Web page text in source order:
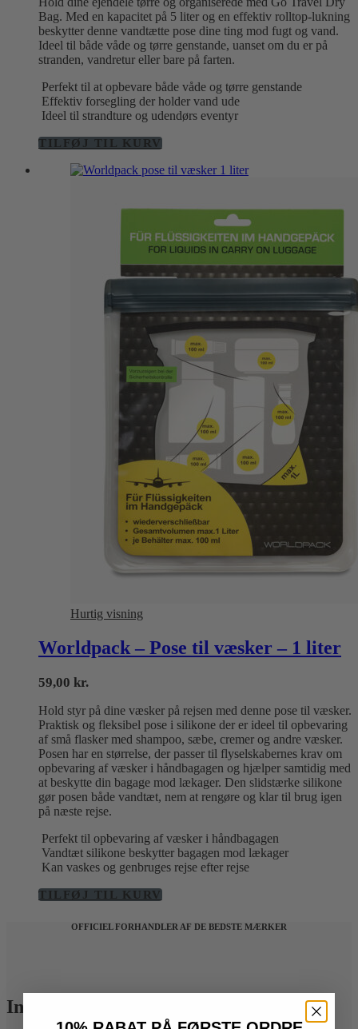
119,00 kr..79,00 kr..
Bag. Med en kapacitet på 5 liter og en effektiv rolltop-lukning
beskytter denne vandtætte pose dine ting mod fugt og vand.
Ideel til både våde og tørre genstande, uanset om du er på
stranden, vandretur eller bare på farten.
Perfekt til at opbevare både våde og tørre genstande
Effektiv forsegling der holder vand ude
Ideel til strandture og udendørs eventyr
TILFØJ TIL KURV
Hurtig visning
Worldpack – Pose til væsker – 1 liter
59,00 kr.
Hold styr på dine væsker på rejsen med denne pose til væsker.
Praktisk og fleksibel pose i silikone der er ideel til opbevaring
af små flasker med shampoo, sæbe, cremer og andre væsker.
Posen har en størrelse, der passer til flyselskabernes krav om
opbevaring af væsker i håndbagagen og hjælper samtidig med
at beskytte din bagage mod lækager. Den slidstærke silikone
gør posen både vandtæt, nem at rengøre og klar til brug igen
på næste rejse.
Perfekt til opbevaring af væsker i håndbagagen
Vandtæt silikone beskytter bagagen mod lækager
Kan vaskes og genbruges rejse efter rejse
TILFØJ TIL KURV
OFFICIEL FORHANDLER AF DE BEDSTE MÆRKER
Information